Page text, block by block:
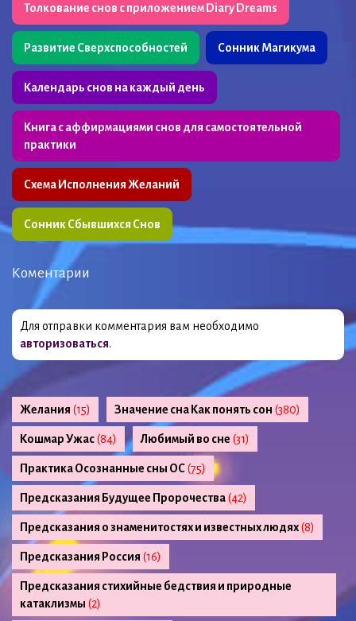
Толкование снов с приложением Diary Dreams
Развитие Сверхспособностей Сонник Магикума
Календарь снов на каждый день
Книга с аффирмациями снов для самостоятельной
практики
Схема Исполнения Желаний
Сонник Сбывшихся Снов
Коментарии
Для отправки комментария вам необходимо
авторизоваться.
Желания (15) Значение сна Как понять сон (380)
Кошмар Ужас(84) Любимый во сне (31)
Практика Осознанные сны ОС(75)
Предсказания Будущее Пророчества(42)
Предсказания о знаменитостях и известных людях(8)
Предсказания Россия (16)
Предсказания стихийные бедствия и природные
катаклизмы (2)